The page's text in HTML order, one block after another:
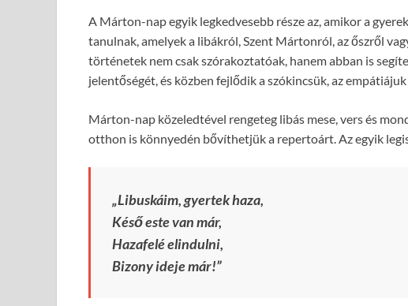
A Márton-nap egyik legkedvesebb része az, amikor a
tanulnak, amelyek a libákról, Szent Mártonról, az őszről
történetek nem csak szórakoztatóak, hanem abban is
jelentőségét, és közben fejlődik a szókincsük, az
Márton-nap közeledtével rengeteg libás mese, vers és
otthon is könnyedén bővíthetjük a repertoárt. Az egyik
„Libuskáim, gyertek haza,
Késő este van már,
Hazafelé elindulni,
Bizony ideje már!”